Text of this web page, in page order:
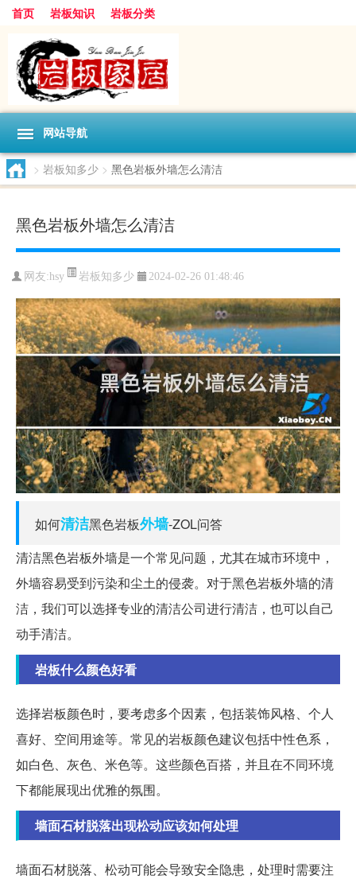
首页 岩板知识 岩板分类
网站导航
> 岩板知多少 > 黑色岩板外墙怎么清洁
黑色岩板外墙怎么清洁
网友:hsy 岩板知多少 2024-02-26 01:48:46
如何清洁黑色岩板外墙-ZOL问答
清洁黑色岩板外墙是一个常见问题，尤其在城市环境中，
外墙容易受到污染和尘土的侵袭。对于黑色岩板外墙的清
洁，我们可以选择专业的清洁公司进行清洁，也可以自己
动手清洁。
岩板什么颜色好看
选择岩板颜色时，要考虑多个因素，包括装饰风格、个人
喜好、空间用途等。常见的岩板颜色建议包括中性色系，
如白色、灰色、米色等。这些颜色百搭，并且在不同环境
下都能展现出优雅的氛围。
墙面石材脱落出现松动应该如何处理
墙面石材脱落、松动可能会导致安全隐患，处理时需要注